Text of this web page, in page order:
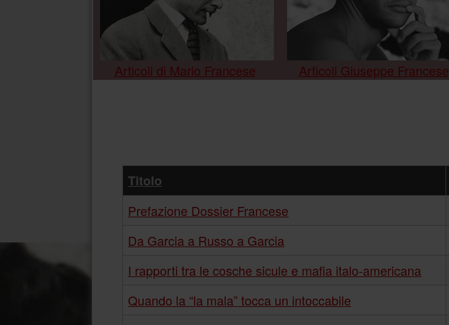
Articoli di Mario Francese Articoli Giuseppe Francese
Titolo
Prefazione Dossier Francese
Da Garcia a Russo a Garcia
I rapporti tra le cosche sicule e mafia italo-americana
Quando la “la mala” tocca un intoccabile